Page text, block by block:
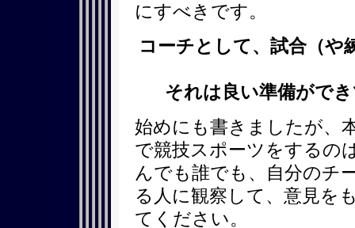
にすべきです。
コーチとして、試合（や
それは良い準備がで
始めにも書きましたが、
で競技スポーツをするの
んでも誰でも、自分のチ
る人に観察して、意見を
てください。